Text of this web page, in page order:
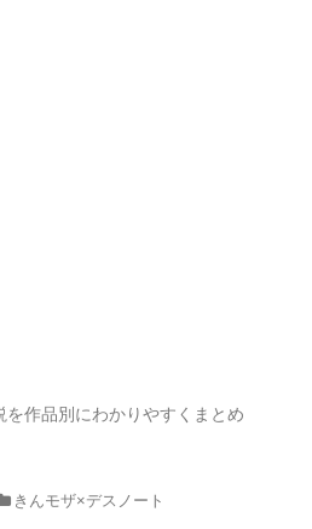
作品別にわかりやすくまとめ
きんモザ×デスノート